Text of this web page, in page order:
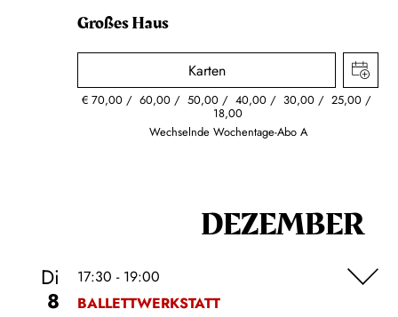
Großes Haus
Karten
€ 70,00 60,00 50,00 40,00 30,00 25,00
18,00
Wechselnde Wochentage-Abo A
DEZEMBER
Di
8
17:30 - 19:00
BALLETTWERKSTATT